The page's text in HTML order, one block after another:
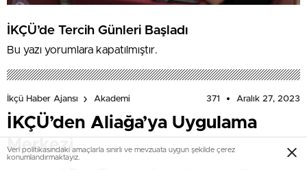
İKÇÜ’de Tercih Günleri Başladı
Bu yazı yorumlara kapatılmıştır.
İkçü Haber Ajansı Akademi 371 Aralık 27, 2023
İKÇÜ’den Aliağa’ya Uygulama
Merkezi
Veri politikasındaki amaçlarla sınırlı ve mevzuata uygun şekilde çerez
konumlandırmaktayız.